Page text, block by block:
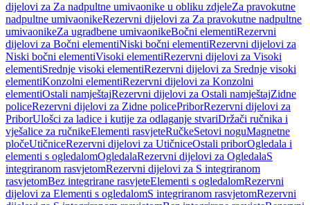
dijelovi za Za nadpultne umivaonike u obliku zdjeleZa pravokutne
nadpultne umivaonikeRezervni dijelovi za Za pravokutne nadpultne
umivaonikeZa ugradbene umivaonikeBočni elementiRezervni
dijelovi za Bočni elementiNiski bočni elementiRezervni dijelovi za
Niski bočni elementiVisoki elementiRezervni dijelovi za Visoki
elementiSrednje visoki elementiRezervni dijelovi za Srednje visoki
elementiKonzolni elementiRezervni dijelovi za Konzolni
elementiOstali namještajRezervni dijelovi za Ostali namještajZidne
policeRezervni dijelovi za Zidne policePriborRezervni dijelovi za
PriborUlošci za ladice i kutije za odlaganje stvariDržači ručnika i
vješalice za ručnikeElementi rasvjeteRučkeSetovi noguMagnetne
pločeUtičniceRezervni dijelovi za UtičniceOstali priborOgledala i
elementi s ogledalomOgledalaRezervni dijelovi za OgledalaS
integriranom rasvjetomRezervni dijelovi za S integriranom
rasvjetomBez integrirane rasvjeteElementi s ogledalomRezervni
dijelovi za Elementi s ogledalomS integriranom rasvjetomRezervni